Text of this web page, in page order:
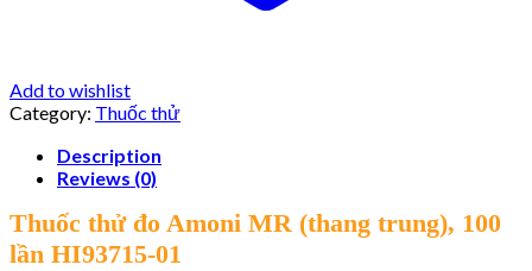
Add to wishlist
Category: Thuốc thử
Description
Reviews (0)
Thuốc thử đo Amoni MR (thang trung), 100
lần HI93715-01